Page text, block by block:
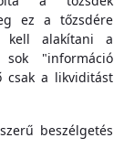
ez a tőzsdére
kell alakítani a
"információ
csak a likviditást
beszélgetés